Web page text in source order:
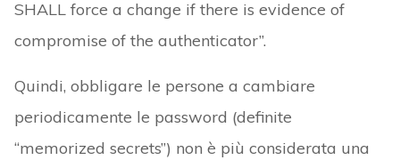
SHALL force a change if there is evidence of
compromise of the authenticator”.
Quindi, obbligare le persone a cambiare
periodicamente le password (definite
“memorized secrets”) non è più considerata una